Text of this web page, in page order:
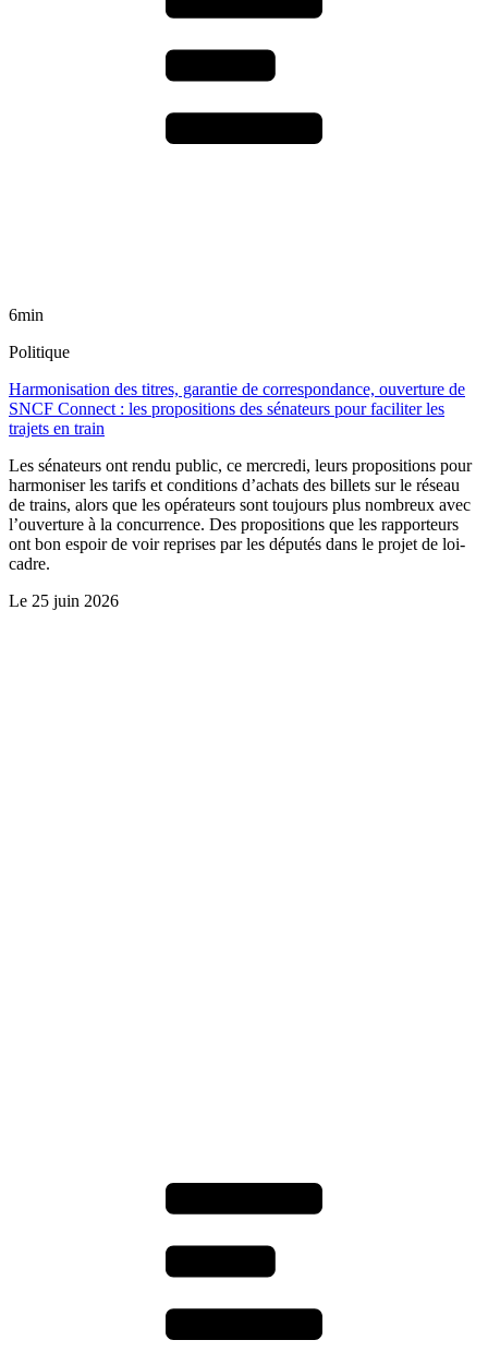
6min
Politique
Harmonisation des titres, garantie de correspondance, ouverture de
SNCF Connect : les propositions des sénateurs pour faciliter les
trajets en train
Les sénateurs ont rendu public, ce mercredi, leurs propositions pour
harmoniser les tarifs et conditions d’achats des billets sur le réseau
de trains, alors que les opérateurs sont toujours plus nombreux avec
l’ouverture à la concurrence. Des propositions que les rapporteurs
ont bon espoir de voir reprises par les députés dans le projet de loi-
cadre.
Le 25 juin 2026